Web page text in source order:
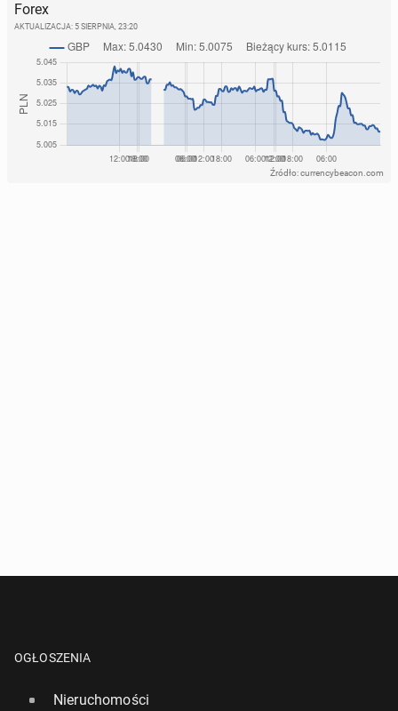
Forex
AKTUALIZACJA: 5 SIERPNIA, 23:20
Źródło: currencybeacon.com
OGŁOSZENIA
Nieruchomości